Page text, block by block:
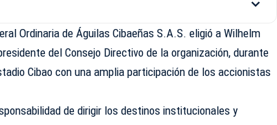
Ordinaria de Águilas Cibaeñas S.A.S. eligió a Wilhelm
del Consejo Directivo de la organización, durante
Cibao con una amplia participación de los accionistas
de dirigir los destinos institucionales y